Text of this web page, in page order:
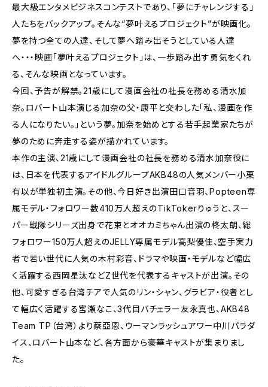
最大級エンタメビジネスコンテストであり、「夢にチャレンジする」
人たちをバックアップ。そんな“夢叶えるプロジェクト”が映画化。
夢を持つ全ての人達、そして夢へ踏み出そうとしている人達
へ・・・映画「夢叶えるプロジェクト」は、一歩踏み出す勇気をくれ
る、そんな映画となっています。
今回、予告が解禁。21歳にして漫画会社の社長を務める清水加
奈。ロバート山本演じる加奈の父・康平と交わした「私、漫画を作
る人になりたい。」という夢。加奈を始めとする若手起業家たちが
夢のために奔走する姿が描かれています。
本作の主演、21歳にして漫画会社の社長を務める清水加奈役に
は、日本を代表するアイドルグループAKB48の人気メンバー小栗
有以が単独初主演。その他、今日好き出演田口音羽、Popteen専
属モデル・フォロワー数410万人超えのTikTokerりゅうと、スー
パー戦隊シリーズ出身で花束とオオカミちゃん出演の柊太朗、総
フォロワー150万人超えのJELLY専属モデル高梨優佳、空手実力
者で若い世代に人気の木村彩音、ドラマや映画・モデルなど幅広
く活躍する西岡星汰などZ世代を代表するキャストが出演。その
他、可愛すぎる台湾チアで人気のリン・シャン、グラビア・役者とし
て幅広く活躍する宮瀬なこ、3代目バチェラー友永真也、AKB48
Team TP（台湾）より蔡亞恩、ウーマンラッシュアワー中川パラダ
イス、ロバート山本など、各方面から豪華キャストが集まりまし
た。